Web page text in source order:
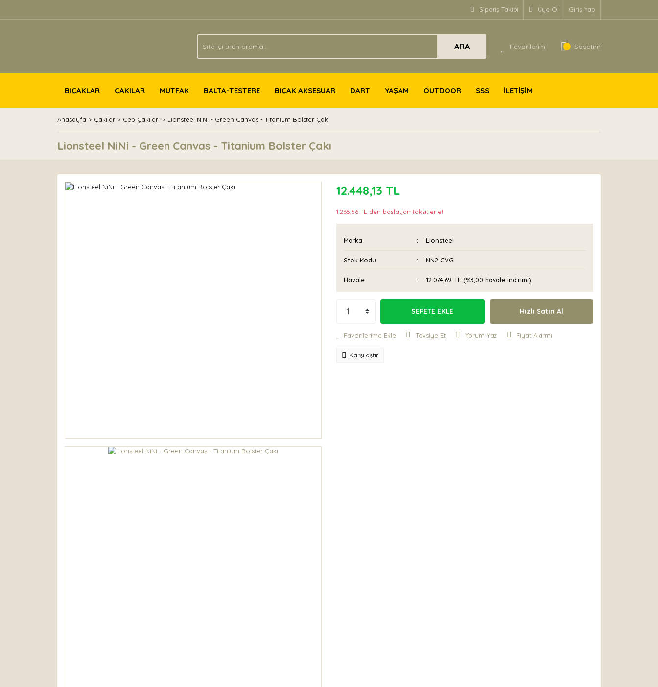
Sipariş Takibi Üye Ol Giriş Yap
ARA Favorilerim Sepetim
BIÇAKLAR ÇAKILAR MUTFAK BALTA-TESTERE BIÇAK AKSESUAR DART YAŞAM OUTDOOR SSS İLETİŞİM
Anasayfa Çakılar Cep Çakıları Lionsteel NiNi - Green Canvas - Titanium Bolster Çakı
Lionsteel NiNi - Green Canvas - Titanium Bolster Çakı
12.448,13 TL
1.265,56 TL den başlayan taksitlerle!
Marka Lionsteel
Stok Kodu NN2 CVG
Havale 12.074,69 TL (%3,00 havale indirimi)
SEPETE EKLE Hızlı Satın Al
Tavsiye Et Yorum Yaz Fiyat Alarmı
Karşılaştır